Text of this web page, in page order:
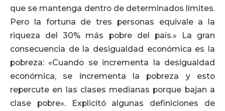
que se mantenga dentro de determinados límites.
Pero la fortuna de tres personas equivale a la
riqueza del 30% más pobre del país.» La gran
consecuencia de la desigualdad económica es la
pobreza: «Cuando se incrementa la desigualdad
económica, se incrementa la pobreza y esto
repercute en las clases medianas porque bajan a
clase pobre». Explicitó algunas definiciones de